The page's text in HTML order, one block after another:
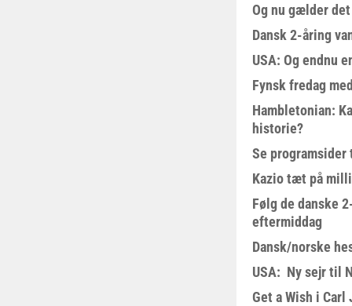
Og nu gælder
Dansk 2-åring
USA: Og endnu
Fynsk fredag
Hambletonian:
historie?
Se
Kazio tæt på
Følg de danske
eftermiddag
Dansk/norske
USA: Ny sejr til
Get a Wish i Carl